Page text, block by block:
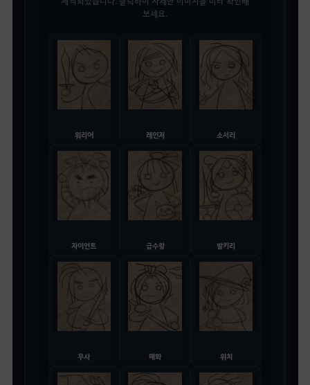
보세요.
워리어 레인저 소서러
자이언트 금수랑 발키리
무사 매화 위치